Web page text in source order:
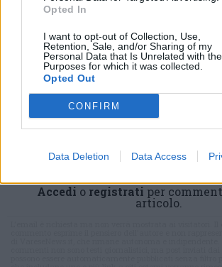
Opted In
I want to opt-out of Collection, Use,
Retention, Sale, and/or Sharing of my
Personal Data that Is Unrelated with the
Purposes for which it was collected.
Opted Out
CONFIRM
Data Deletion Data Access
Accedi o registrati per
articolo.